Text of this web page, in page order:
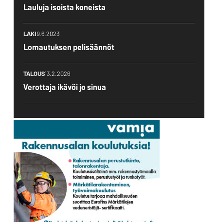
Lauluja isoista koneista
LAKI9.6.2023
Lomautuksen pelisäännöt
TALOUS13.2.2026
Verottaja ikävöi jo sinua